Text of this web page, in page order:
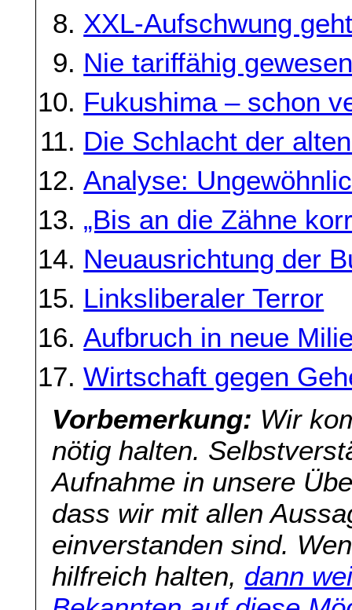
XXL-Aufschwung
Nie tariffähig
Fukushima – schon
Die Schlacht der
Analyse:
„Bis an die Zähne
Neuausrichtung der
Linksliberaler Terror
Aufbruch in neue
Wirtschaft gegen
Vorbemerkung: Wir
nötig halten.
Aufnahme in unsere
dass wir mit allen
einverstanden sind.
hilfreich halten, dann